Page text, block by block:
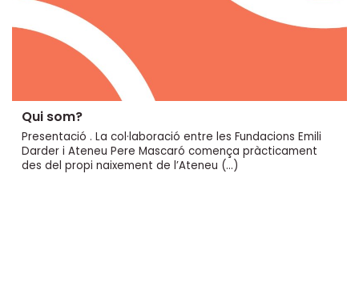
Qui som?
Presentació . La col·laboració entre les Fundacions Emili
Darder i Ateneu Pere Mascaró comença pràcticament
des del propi naixement de l’Ateneu (…)